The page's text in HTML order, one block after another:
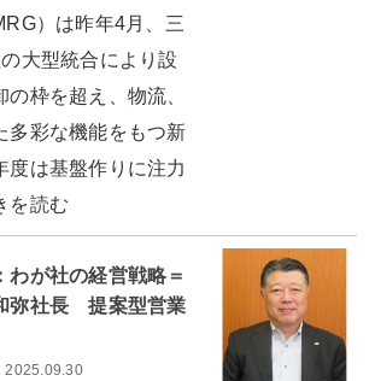
）は昨年4月、三
大型統合により設
枠を超え、物流、
多彩な機能をもつ新
度は基盤作りに注力
を読む
わが社の経営戦略＝
弥社長 提案型営業
2025.09.30